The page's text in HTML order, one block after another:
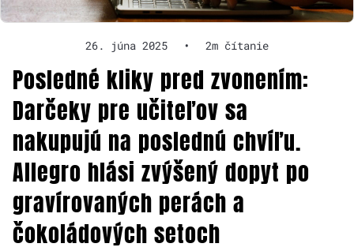
26. júna 2025 • 2m čítanie
Posledné kliky pred zvonením:
Darčeky pre učiteľov sa
nakupujú na poslednú chvíľu.
Allegro hlási zvýšený dopyt po
gravírovaných perách a
čokoládových setoch